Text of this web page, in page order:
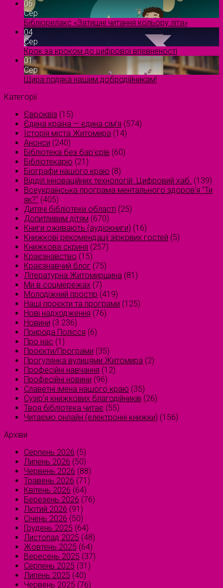
06
Сер
Бібліорелакс «Затишні читання кольору літа»
04
Сер
Крок за кроком до цифрової впевненості
01
Сер
Щира подяка нашим добродійникам!
Категорії
Євроквіз (15)
Єдина країна — єдина сім’я (574)
Історія міста Житомира (14)
Анонси (240)
Бібліотека без бар'єрів (60)
Бібліотекарю (21)
Біографи нашого краю (8)
Відділ інноваційних технологій. Цифровий хаб. (139)
Всеукраїнська програма ментального здоров'я "Ти
як?" (405)
Дитячі бібліотеки області (25)
Допитливим дітям (670)
Книги оживають (аудіокниги) (16)
Книжкові рекомендації зіркових гостей (5)
Книжкова скриня (257)
Краєзнавство (15)
Краєзнавчий блог (75)
Літературна Житомирщина (81)
Ми в соцмережах (7)
Молодіжний простір (419)
Наші проєкти та програми (125)
Нові надходження (76)
Новини (3 236)
Природа Полісся (6)
Про нас (1)
Проєкти/Програми (35)
Прогулянка вулицями Житомира (2)
Професійні навчання (12)
Професійні новини (96)
Славетні імена нашого краю (35)
Сузірʼя книжкових благодійників (26)
Твоя бібліотека читає (55)
Читаємо онлайн (електронні книжки) (156)
Архіви
Серпень 2026 (5)
Липень 2026 (50)
Червень 2026 (88)
Травень 2026 (71)
Квітень 2026 (64)
Березень 2026 (76)
Лютий 2026 (91)
Січень 2026 (50)
Грудень 2025 (64)
Листопад 2025 (48)
Жовтень 2025 (64)
Вересень 2025 (37)
Серпень 2025 (31)
Липень 2025 (40)
Червень 2025 (76)